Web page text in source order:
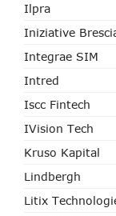
Ilpra
Iniziative
Integrae SIM
Intred
Iscc Fintech
IVision Tech
Kruso Kapital
Lindbergh
Litix